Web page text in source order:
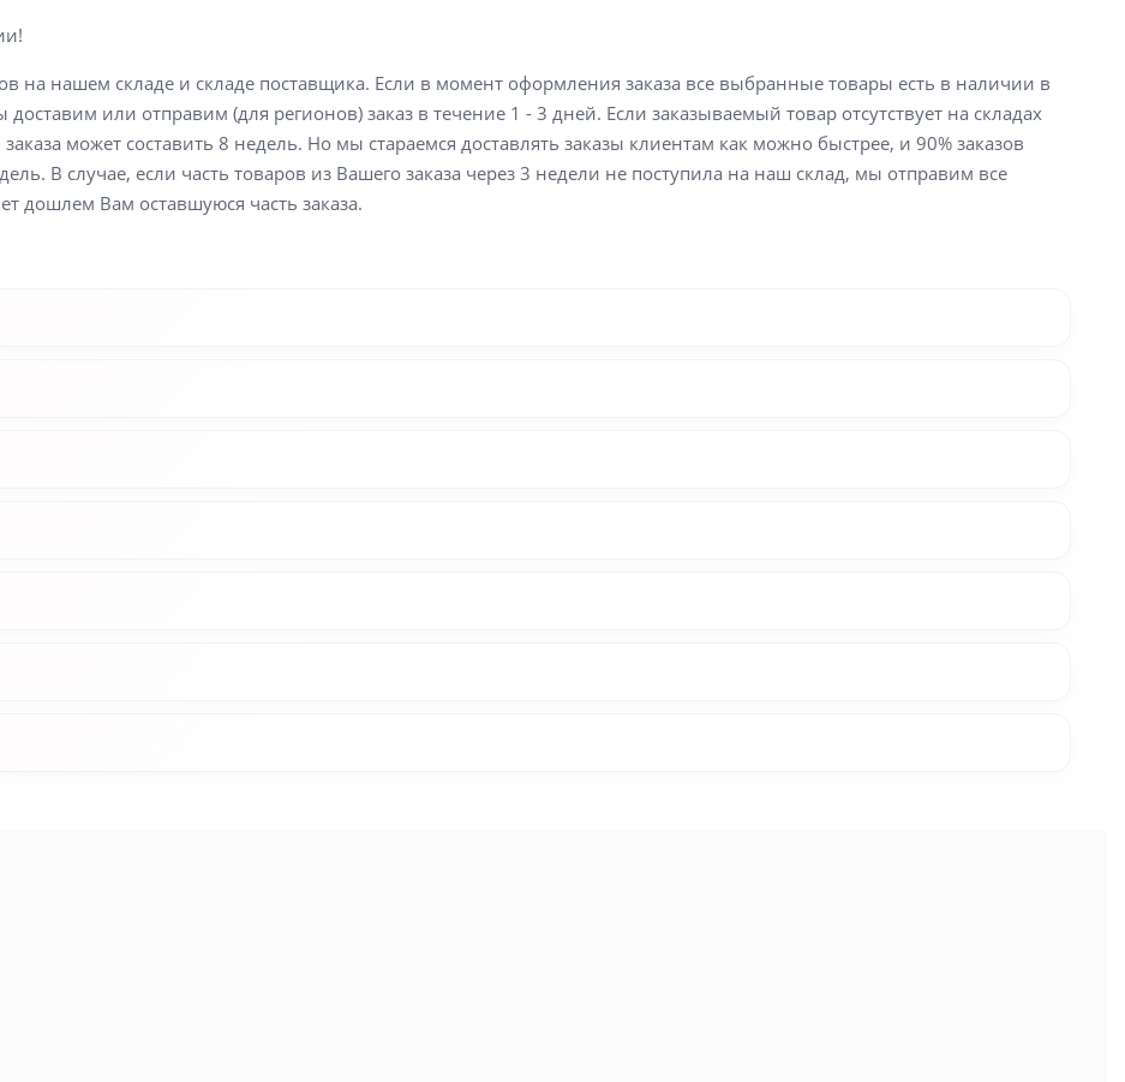
на нашем складе и складе поставщика. Если в момент оформления заказа все выбранные товары есть в наличии в
или отправим (для регионов) заказ в течение 1 - 3 дней. Если заказываемый товар отсутствует на складах
может составить 8 недель. Но мы стараемся доставлять заказы клиентам как можно быстрее, и 90% заказов
В случае, если часть товаров из Вашего заказа через 3 недели не поступила на наш склад, мы отправим все
дошлем Вам оставшуюся часть заказа.